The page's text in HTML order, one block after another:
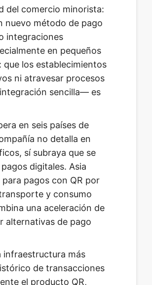
del comercio minorista:
nuevo método de pago
integraciones
en pequeños
los establecimientos
ni atravesar procesos
sencilla— es
en seis países de
no detalla en
sí subraya que se
digitales. Asia
pagos con QR por
y consumo
una aceleración de
alternativas de pago
infraestructura más
de transacciones
el producto QR,